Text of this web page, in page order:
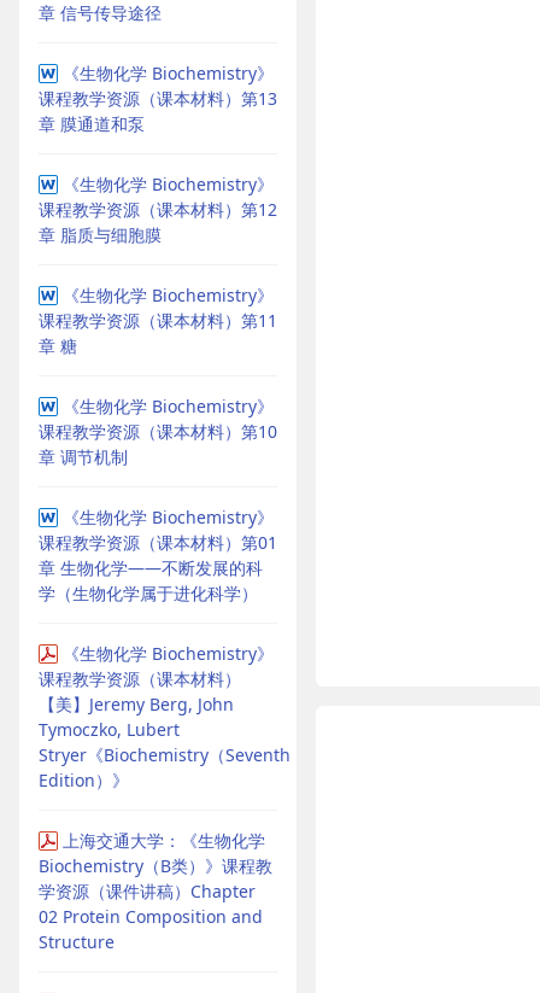
章 信号传导途径
《生物化学 Biochemistry》
课程教学资源（课本材料）第13
章 膜通道和泵
《生物化学 Biochemistry》
课程教学资源（课本材料）第12
章 脂质与细胞膜
《生物化学 Biochemistry》
课程教学资源（课本材料）第11
章 糖
《生物化学 Biochemistry》
课程教学资源（课本材料）第10
章 调节机制
《生物化学 Biochemistry》
课程教学资源（课本材料）第01
章 生物化学——不断发展的科
学（生物化学属于进化科学）
《生物化学 Biochemistry》
课程教学资源（课本材料）
【美】Jeremy Berg, John
Tymoczko, Lubert
Stryer《Biochemistry（Seventh
Edition）》
上海交通大学：《生物化学
Biochemistry（B类）》课程教
学资源（课件讲稿）Chapter
02 Protein Composition and
Structure